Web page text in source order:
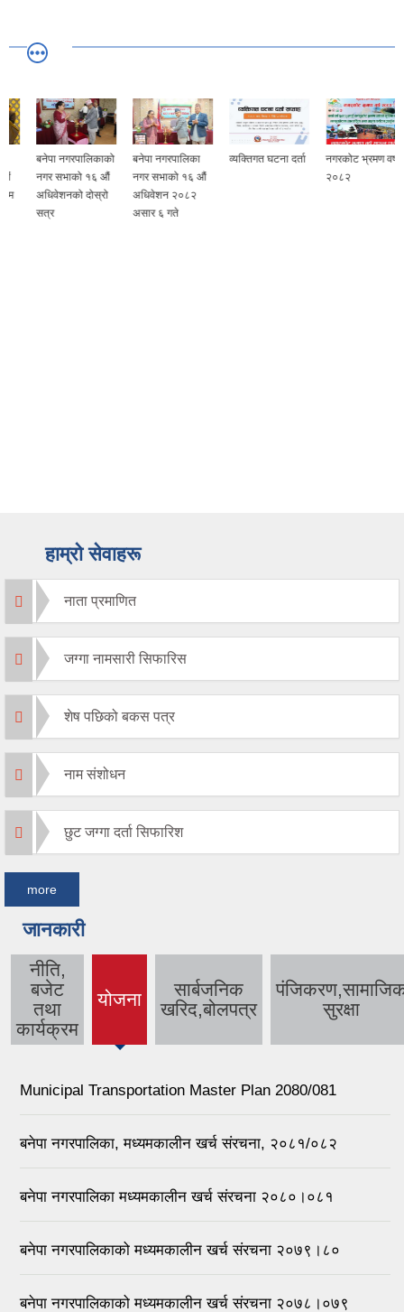
बनेपा नगरपालिकाको
नगर सभाको १६ औं
अधिवेशनको दोस्रो
बनेपा नगरपालिका
नगर सभाको १६ औं
अधिवेशन २०८२
असार ६ गते
व्यक्तिगत घटना दर्ता
नगरकोट भ्रमण वर्ष
२०८२
हाम्रो सेवाहरू
नाता प्रमाणित
जग्गा नामसारी सिफारिस
शेष पछिको बकस पत्र
नाम संशोधन
छुट जग्गा दर्ता सिफारिश
more
जानकारी
नीति,
बजेट
तथा
कार्यक्रम
योजना
(active
सार्बजनिक
खरिद,बोलपत्र
सुरक्षा
Municipal Transportation Master Plan 2080/081
बनेपा नगरपालिका, मध्यमकालीन खर्च संरचना, २०८१/०८२
बनेपा नगरपालिका मध्यमकालीन खर्च संरचना २०८०।०८१
बनेपा नगरपालिकाको मध्यमकालीन खर्च संरचना २०७९।८०
बनेपा नगरपालिकाको मध्यमकालीन खर्च संरचना २०७८।०७९